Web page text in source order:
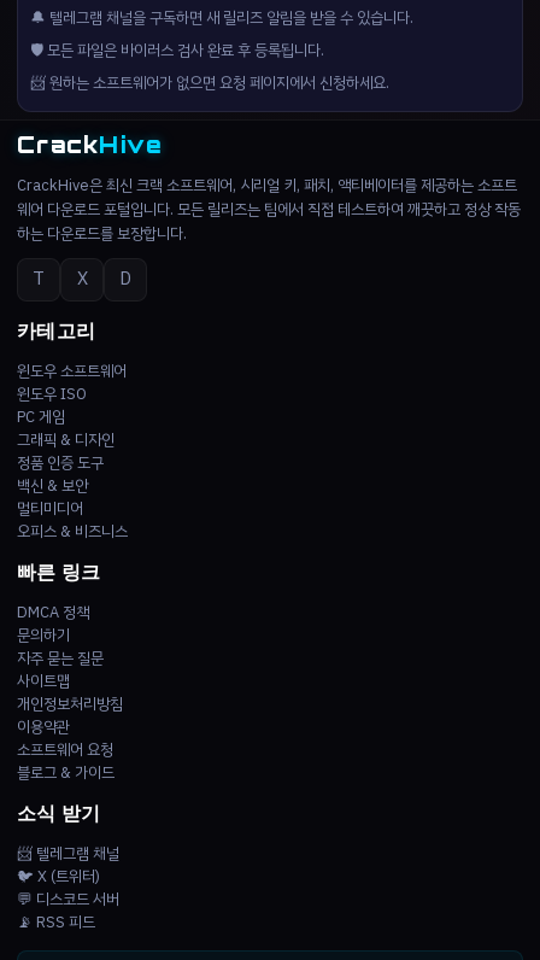
🔔 텔레그램 채널을 구독하면 새 릴리즈 알림을 받을 수 있습니다.
🛡️ 모든 파일은 바이러스 검사 완료 후 등록됩니다.
📨 원하는 소프트웨어가 없으면 요청 페이지에서 신청하세요.
CrackHive
CrackHive은 최신 크랙 소프트웨어, 시리얼 키, 패치, 액티베이터를 제공하는 소프트
웨어 다운로드 포털입니다. 모든 릴리즈는 팀에서 직접 테스트하여 깨끗하고 정상 작동
하는 다운로드를 보장합니다.
T X D
카테고리
윈도우 소프트웨어
윈도우 ISO
PC 게임
그래픽 & 디자인
정품 인증 도구
백신 & 보안
멀티미디어
오피스 & 비즈니스
빠른 링크
DMCA 정책
문의하기
자주 묻는 질문
사이트맵
개인정보처리방침
이용약관
소프트웨어 요청
블로그 & 가이드
소식 받기
📨 텔레그램 채널
🐦 X (트위터)
💬 디스코드 서버
📡 RSS 피드